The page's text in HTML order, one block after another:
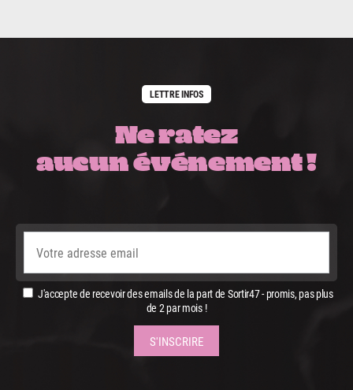
LETTRE INFOS
Ne ratez
aucun événement !
J'accepte de recevoir des emails de la part de Sortir47 - promis, pas plus
de 2 par mois !